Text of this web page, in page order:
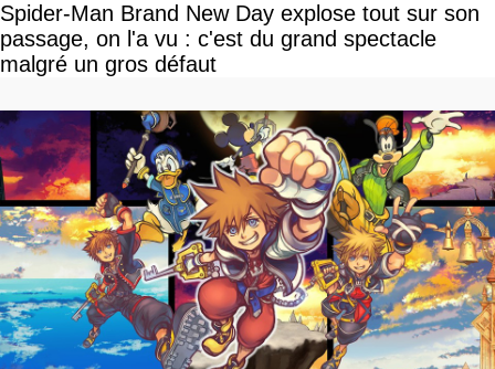
Spider-Man Brand New Day explose tout sur son
passage, on l'a vu : c'est du grand spectacle
malgré un gros défaut